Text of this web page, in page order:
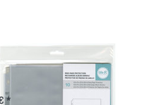
R Ring Photo Sleeves
10/Pkg-Full Page
*